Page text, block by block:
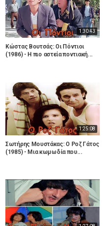
1:30:43
Κώστας Βουτσάς: Οι Πόντιοι
(1986) - Η πιο αστεία ποντιακή...
1:25:08
Σωτήρης Μουστάκας: Ο Ροζ Γάτος
(1985) - Μια κωμωδία που...